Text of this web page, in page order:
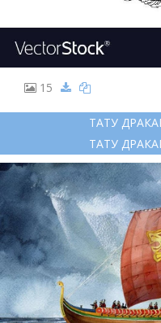
15
ТАТУ
ТАТУ